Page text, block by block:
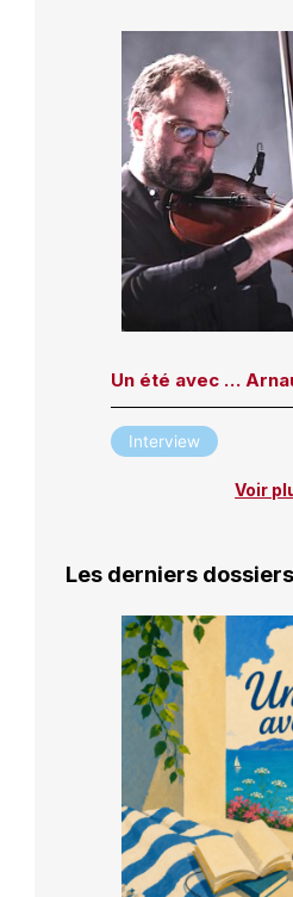
Un été avec …
Interview
Voir
Les derniers dossiers